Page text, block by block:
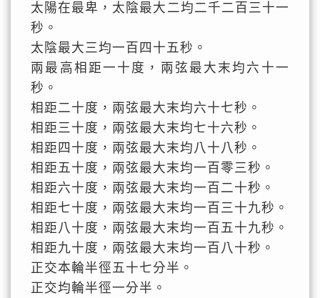
太陽在最卑，太陰最大二均二千二百三十一
秒。
太陰最大三均一百四十五秒。
兩最高相距一十度，兩弦最大末均六十一
秒。
相距二十度，兩弦最大末均六十七秒。
相距三十度，兩弦最大末均七十六秒。
相距四十度，兩弦最大末均八十八秒。
相距五十度，兩弦最大末均一百零三秒。
相距六十度，兩弦最大末均一百二十秒。
相距七十度，兩弦最大末均一百三十九秒。
相距八十度，兩弦最大末均一百五十九秒。
相距九十度，兩弦最大末均一百八十秒。
正交本輪半徑五十七分半。
正交均輪半徑一分半。